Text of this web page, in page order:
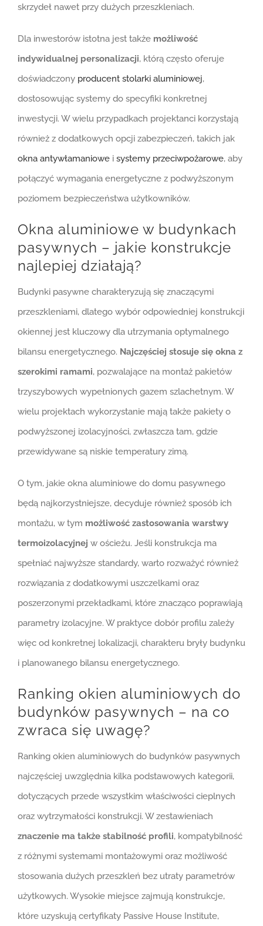
skrzydeł nawet przy dużych przeszkleniach.
Dla inwestorów istotna jest także możliwość
indywidualnej personalizacji, którą często oferuje
doświadczony producent stolarki aluminiowej,
dostosowując systemy do specyfiki konkretnej
inwestycji. W wielu przypadkach projektanci korzystają
również z dodatkowych opcji zabezpieczeń, takich jak
okna antywłamaniowe i systemy przeciwpożarowe, aby
połączyć wymagania energetyczne z podwyższonym
poziomem bezpieczeństwa użytkowników.
Okna aluminiowe w budynkach
pasywnych – jakie konstrukcje
najlepiej działają?
Budynki pasywne charakteryzują się znaczącymi
przeszkleniami, dlatego wybór odpowiedniej konstrukcji
okiennej jest kluczowy dla utrzymania optymalnego
bilansu energetycznego. Najczęściej stosuje się okna z
szerokimi ramami, pozwalające na montaż pakietów
trzyszybowych wypełnionych gazem szlachetnym. W
wielu projektach wykorzystanie mają także pakiety o
podwyższonej izolacyjności, zwłaszcza tam, gdzie
przewidywane są niskie temperatury zimą.
O tym, jakie okna aluminiowe do domu pasywnego
będą najkorzystniejsze, decyduje również sposób ich
montażu, w tym możliwość zastosowania warstwy
termoizolacyjnej w ościeżu. Jeśli konstrukcja ma
spełniać najwyższe standardy, warto rozważyć również
rozwiązania z dodatkowymi uszczelkami oraz
poszerzonymi przekładkami, które znacząco poprawiają
parametry izolacyjne. W praktyce dobór profilu zależy
więc od konkretnej lokalizacji, charakteru bryły budynku
i planowanego bilansu energetycznego.
Ranking okien aluminiowych do
budynków pasywnych – na co
zwraca się uwagę?
Ranking okien aluminiowych do budynków pasywnych
najczęściej uwzględnia kilka podstawowych kategorii,
dotyczących przede wszystkim właściwości cieplnych
oraz wytrzymałości konstrukcji. W zestawieniach
znaczenie ma także stabilność profili, kompatybilność
z różnymi systemami montażowymi oraz możliwość
stosowania dużych przeszkleń bez utraty parametrów
użytkowych. Wysokie miejsce zajmują konstrukcje,
które uzyskują certyfikaty Passive House Institute,